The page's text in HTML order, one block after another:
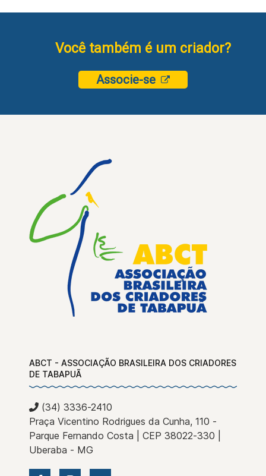
Você também é um criador?
Associe-se
ABCT - ASSOCIAÇÃO BRASILEIRA DOS CRIADORES
DE TABAPUÃ
(34) 3336-2410
Praça Vicentino Rodrigues da Cunha, 110 -
Parque Fernando Costa | CEP 38022-330 |
Uberaba - MG